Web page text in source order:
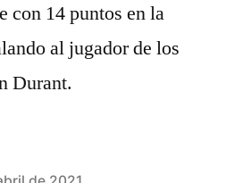
14 puntos en la
al jugador de los
Durant.